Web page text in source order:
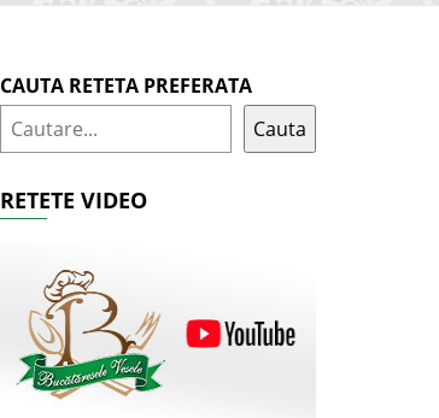
CAUTA RETETA PREFERATA
Cauta
RETETE VIDEO